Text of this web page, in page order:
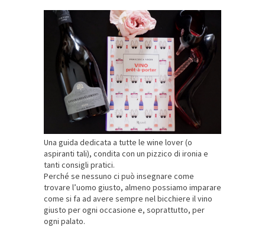
Una guida dedicata a tutte le wine lover (o
aspiranti tali), condita con un pizzico di ironia e
tanti consigli pratici.
Perché se nessuno ci può insegnare come
trovare l’uomo giusto, almeno possiamo imparare
come si fa ad avere sempre nel bicchiere il vino
giusto per ogni occasione e, soprattutto, per
ogni palato.